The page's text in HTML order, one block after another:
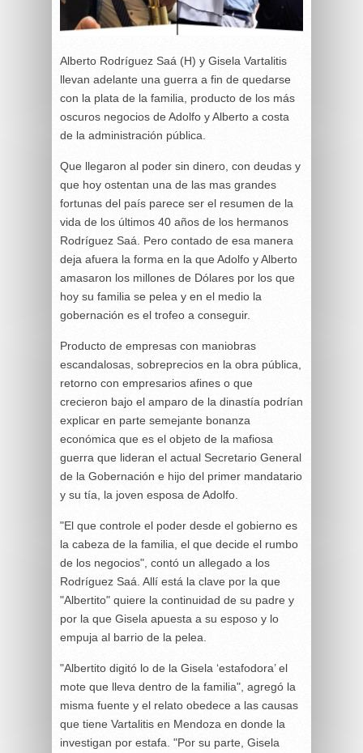
Alberto Rodríguez Saá (H) y Gisela Vartalitis
llevan adelante una guerra a fin de quedarse
con la plata de la familia, producto de los más
oscuros negocios de Adolfo y Alberto a costa
de la administración pública.
Que llegaron al poder sin dinero, con deudas y
que hoy ostentan una de las mas grandes
fortunas del país parece ser el resumen de la
vida de los últimos 40 años de los hermanos
Rodríguez Saá. Pero contado de esa manera
deja afuera la forma en la que Adolfo y Alberto
amasaron los millones de Dólares por los que
hoy su familia se pelea y en el medio la
gobernación es el trofeo a conseguir.
Producto de empresas con maniobras
escandalosas, sobreprecios en la obra pública,
retorno con empresarios afines o que
crecieron bajo el amparo de la dinastía podrían
explicar en parte semejante bonanza
económica que es el objeto de la mafiosa
guerra que lideran el actual Secretario General
de la Gobernación e hijo del primer mandatario
y su tía, la joven esposa de Adolfo.
"El que controle el poder desde el gobierno es
la cabeza de la familia, el que decide el rumbo
de los negocios", contó un allegado a los
Rodríguez Saá. Allí está la clave por la que
"Albertito" quiere la continuidad de su padre y
por la que Gisela apuesta a su esposo y lo
empuja al barrio de la pelea.
"Albertito digitó lo de la Gisela ‘estafodora’ el
mote que lleva dentro de la familia", agregó la
misma fuente y el relato obedece a las causas
que tiene Vartalitis en Mendoza en donde la
investigan por estafa. "Por su parte, Gisela